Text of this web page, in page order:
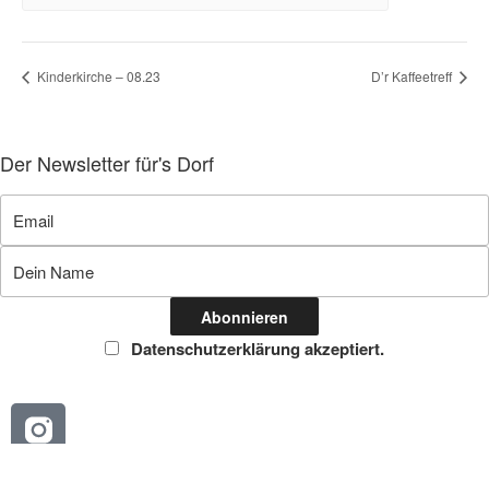
Kinderkirche – 08.23 D’r Kaffeetreff
Der Newsletter für's Dorf
Datenschutzerklärung akzeptiert.